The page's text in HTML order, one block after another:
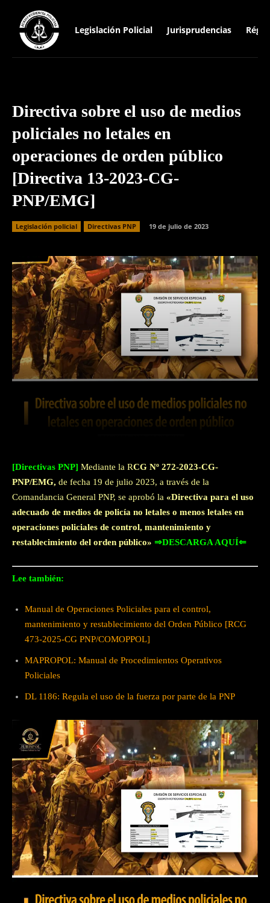
Legislación Policial Jurisprudencias
Directiva sobre el uso de medios
policiales no letales en
operaciones de orden público
[Directiva 13-2023-CG-
PNP/EMG]
Legislación policial Directivas PNP 19 de julio de 2023
Facebook Twitter WhatsApp
[Directivas PNP] Mediante la RCG Nº 272-2023-CG-
PNP/EMG, de fecha 19 de julio 2023, a través de la
Comandancia General PNP, se aprobó la «Directiva para el uso
adecuado de medios de policía no letales o menos letales en
operaciones policiales de control, mantenimiento y
restablecimiento del orden público» ⇒DESCARGA AQUÍ⇐
Lee también:
Manual de Operaciones Policiales para el control,
mantenimiento y restablecimiento del Orden Público [RCG
473-2025-CG PNP/COMOPPOL]
MAPROPOL: Manual de Procedimientos Operativos
Policiales
DL 1186: Regula el uso de la fuerza por parte de la PNP